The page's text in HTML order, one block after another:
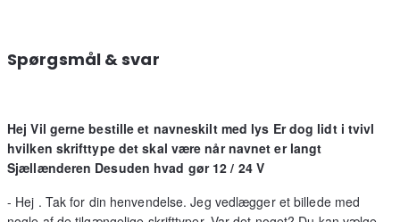
Spørgsmål & svar
Hej Vil gerne bestille et navneskilt med lys Er dog lidt i tvivl
hvilken skrifttype det skal være når navnet er langt
Sjællænderen Desuden hvad gør 12 / 24 V
- Hej . Tak for din henvendelse. Jeg vedlægger et billede med